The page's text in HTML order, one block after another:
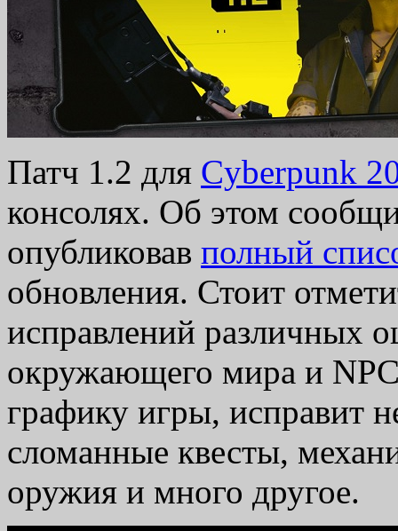
Патч 1.2 для Cyberpunk
консолях. Об этом
опубликовав полный
обновления. Стоит
исправлений различных
окружающего мира и
графику игры, исправит
сломанные квесты,
оружия и много другое.